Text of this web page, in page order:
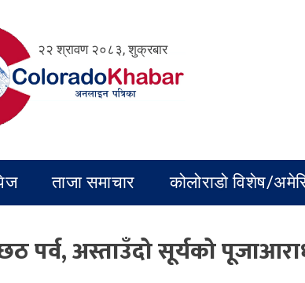
२२ श्रावण २०८३, शुक्रबार
ताजा समाचार कोलोराडो विशेष/
पर्व, अस्ताउँदो सूर्यको